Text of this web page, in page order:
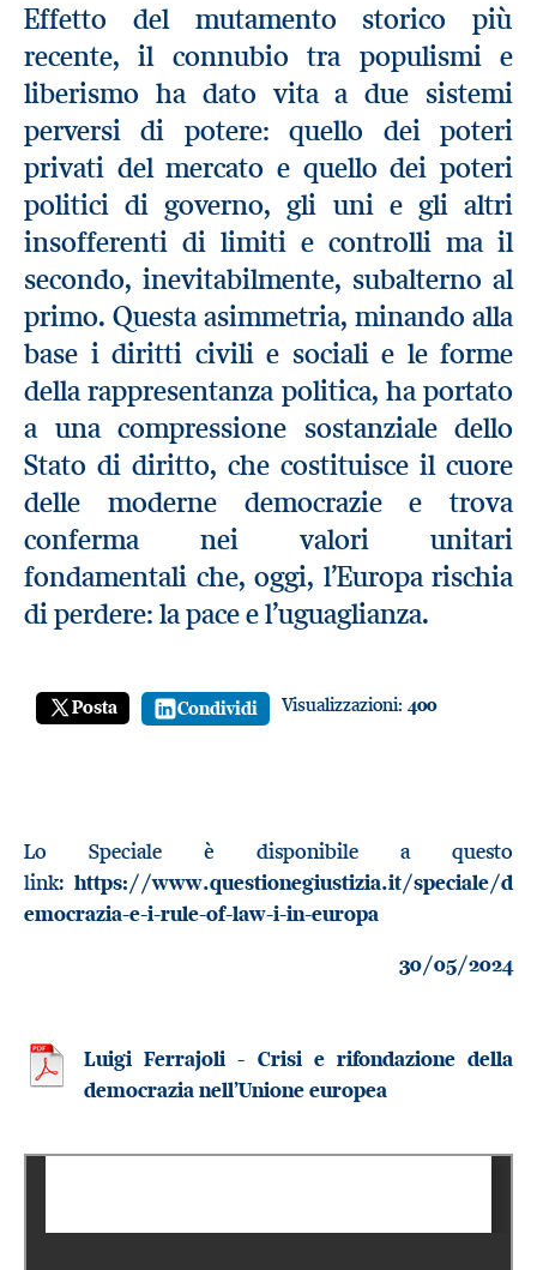
Effetto del mutamento storico più
recente, il connubio tra populismi e
liberismo ha dato vita a due sistemi
perversi di potere: quello dei poteri
privati del mercato e quello dei poteri
politici di governo, gli uni e gli altri
insofferenti di limiti e controlli ma il
secondo, inevitabilmente, subalterno al
primo. Questa asimmetria, minando alla
base i diritti civili e sociali e le forme
della rappresentanza politica, ha portato
a una compressione sostanziale dello
Stato di diritto, che costituisce il cuore
delle moderne democrazie e trova
conferma nei valori unitari
fondamentali che, oggi, l’Europa rischia
di perdere: la pace e l’uguaglianza.
Posta Condividi Visualizzazioni: 400
Lo Speciale è disponibile a questo
link: https://www.questionegiustizia.it/speciale/d
emocrazia-e-i-rule-of-law-i-in-europa
30/05/2024
Luigi Ferrajoli - Crisi e rifondazione della
democrazia nell’Unione europea